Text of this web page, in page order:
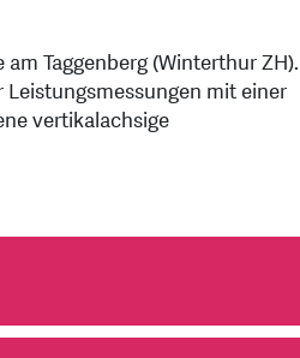
Taggenberg (Winterthur ZH).
mit einer
vertikalachsige